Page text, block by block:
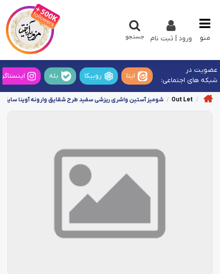
منو ورود | ثبت نام جستجو
عضویت در
شبکه های اجتماعی:
ایتا روبیکا بله
Out Let شومیز آستین واشری ریزشی سفید طرح شقایق وارونه آوینا سایز-2تخفیفی